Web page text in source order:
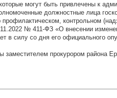
могут быть привлечены к
должностные лица
контрольном
№ 411-ФЗ «О внесении
в силу со дня его официального
заместителем прокурором района